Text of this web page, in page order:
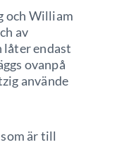
och William
av
låter endast
ovanpå
använde
är till